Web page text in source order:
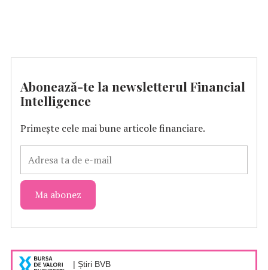
Abonează-te la newsletterul Financial
Intelligence
Primește cele mai bune articole financiare.
| Știri BVB